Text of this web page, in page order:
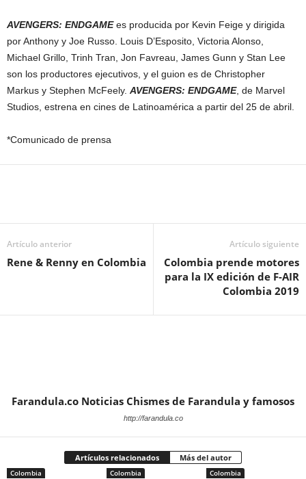
AVENGERS: ENDGAMEes producida por Kevin Feige y dirigida
por Anthony y Joe Russo. Louis D’Esposito, Victoria Alonso,
Michael Grillo, Trinh Tran, Jon Favreau, James Gunn y Stan Lee
son los productores ejecutivos, y el guion es de Christopher
Markus y Stephen McFeely. AVENGERS: ENDGAME, de Marvel
Studios, estrena en cines de Latinoamérica a partir del 25 de abril.
*Comunicado de prensa
Artículo anterior
Rene & Renny en Colombia
Artículo siguiente
Colombia prende motores
para la IX edición de F-AIR
Colombia 2019
Farandula.co Noticias Chismes de Farandula y famosos
http://farandula.co
Artículos relacionados Más del autor
Colombia Colombia Colombia